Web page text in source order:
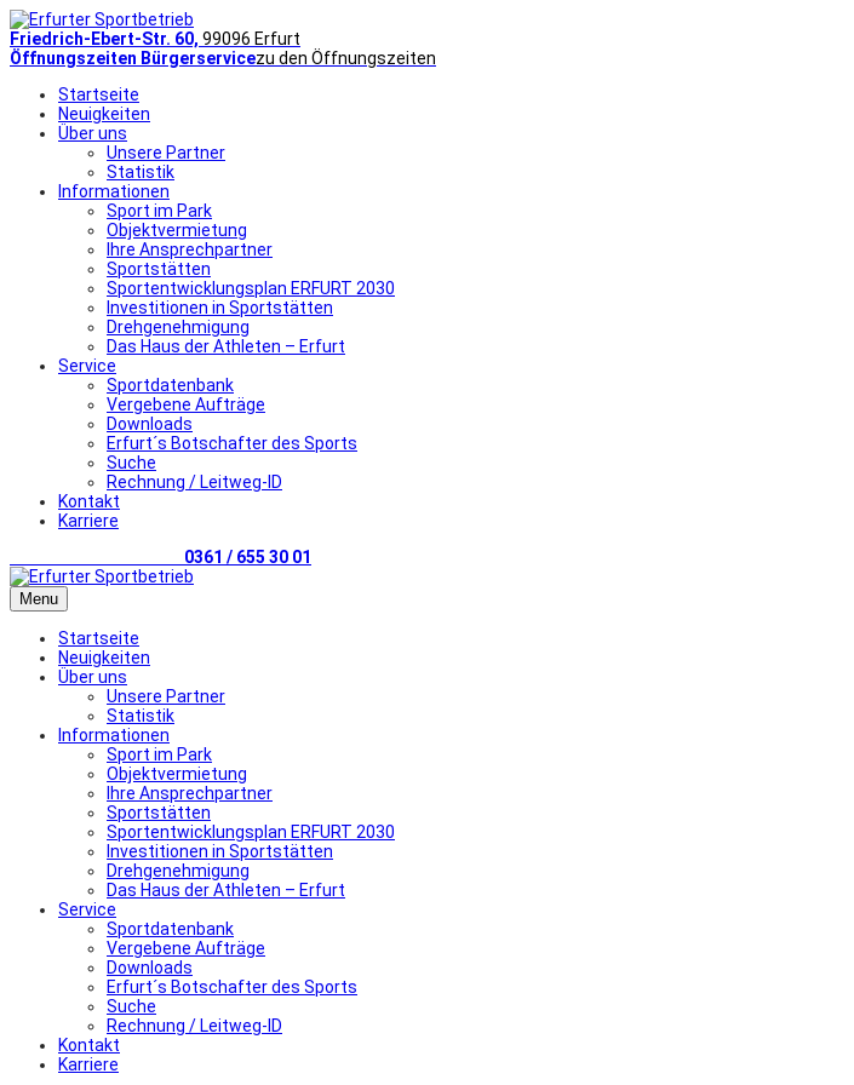
Friedrich-Ebert-Str. 60, 99096 Erfurt
Öffnungszeiten Bürgerservicezu den Öffnungszeiten
Startseite
Neuigkeiten
Über uns
Unsere Partner
Statistik
Informationen
Sport im Park
Objektvermietung
Ihre Ansprechpartner
Sportstätten
Sportentwicklungsplan ERFURT 2030
Investitionen in Sportstätten
Drehgenehmigung
Das Haus der Athleten – Erfurt
Service
Sportdatenbank
Vergebene Aufträge
Downloads
Erfurt´s Botschafter des Sports
Suche
Rechnung / Leitweg-ID
Kontakt
Karriere
0361 / 655 30 01
Menu
Startseite
Neuigkeiten
Über uns
Unsere Partner
Statistik
Informationen
Sport im Park
Objektvermietung
Ihre Ansprechpartner
Sportstätten
Sportentwicklungsplan ERFURT 2030
Investitionen in Sportstätten
Drehgenehmigung
Das Haus der Athleten – Erfurt
Service
Sportdatenbank
Vergebene Aufträge
Downloads
Erfurt´s Botschafter des Sports
Suche
Rechnung / Leitweg-ID
Kontakt
Karriere